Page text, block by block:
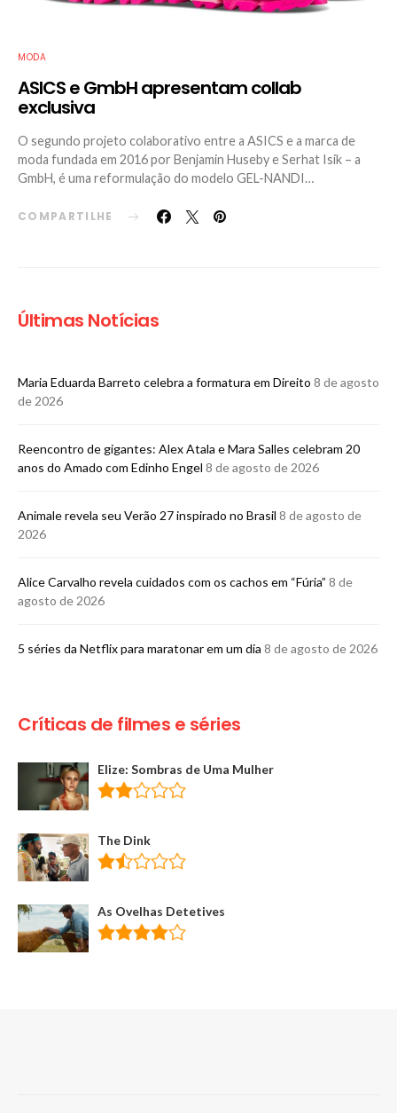
MODA
ASICS e GmbH apresentam collab
exclusiva
O segundo projeto colaborativo entre a ASICS e a marca de
moda fundada em 2016 por Benjamin Huseby e Serhat Isik – a
GmbH, é uma reformulação do modelo GEL-NANDI…
COMPARTILHE
Últimas Notícias
Maria Eduarda Barreto celebra a formatura em Direito 8 de agosto
de 2026
Reencontro de gigantes: Alex Atala e Mara Salles celebram 20
anos do Amado com Edinho Engel 8 de agosto de 2026
Animale revela seu Verão 27 inspirado no Brasil 8 de agosto de
2026
Alice Carvalho revela cuidados com os cachos em “Fúria” 8 de
agosto de 2026
5 séries da Netflix para maratonar em um dia 8 de agosto de 2026
Críticas de filmes e séries
Elize: Sombras de Uma Mulher
The Dink
As Ovelhas Detetives